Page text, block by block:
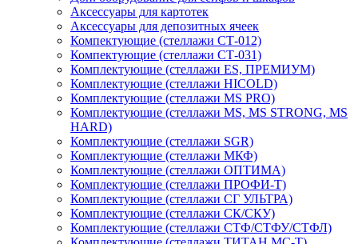
Аксессуары для картотек
Аксессуары для депозитных ячеек
Компектующие (стеллажи СТ-012)
Компектующие (стеллажи СТ-031)
Комплектующие (стеллажи ES, ПРЕМИУМ)
Комплектующие (стеллажи HICOLD)
Комплектующие (стеллажи MS PRO)
Комплектующие (стеллажи MS, MS STRONG, MS
HARD)
Комплектующие (стеллажи SGR)
Комплектующие (стеллажи МКФ)
Комплектующие (стеллажи ОПТИМА)
Комплектующие (стеллажи ПРОФИ-Т)
Комплектующие (стеллажи СГ УЛЬТРА)
Комплектующие (стеллажи СК/СКУ)
Комплектующие (стеллажи СТФ/СТФУ/СТФЛ)